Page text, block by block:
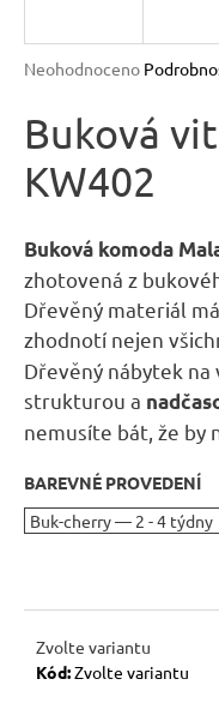
Průměrné
produktu
je
0,0
z
hvězdiček.
Neohodnoceno
Buková
KW402
Buková komoda
zhotovená z
Dřevěný materiál
zhodnotí nejen
Dřevěný nábytek na
strukturou a
nemusíte bát, že by
BAREVNÉ PROVEDENÍ
Zvolte variantu
Kód:Zvolte variantu
a
í
t
?
D
p
o
č